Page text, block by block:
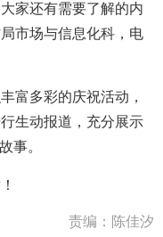
家还有需要了解的内
市场与信息化科，电
多彩的庆祝活动，
生动报道，充分展示
事。
责编：陈佳汐